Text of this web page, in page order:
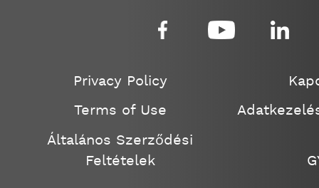
Privacy Policy
Terms of Use
Általános Szerződési
Feltételek